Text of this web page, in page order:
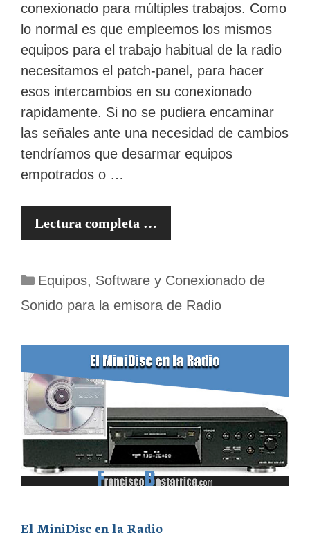
conexionado para múltiples trabajos. Como
lo normal es que empleemos los mismos
equipos para el trabajo habitual de la radio
necesitamos el patch-panel, para hacer
esos intercambios en su conexionado
rapidamente. Si no se pudiera encaminar
las señales ante una necesidad de cambios
tendríamos que desarmar equipos
empotrados o …
Lectura completa …
Categorías
Equipos, Software y Conexionado de
Sonido para la emisora de Radio
El MiniDisc en la Radio